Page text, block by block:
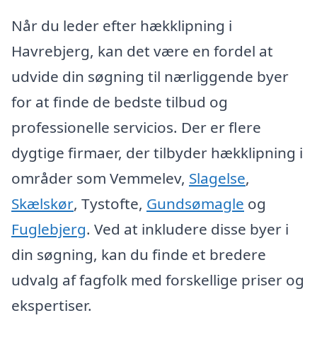
Når du leder efter hækklipning i
Havrebjerg, kan det være en fordel at
udvide din søgning til nærliggende byer
for at finde de bedste tilbud og
professionelle servicios. Der er flere
dygtige firmaer, der tilbyder hækklipning i
områder som Vemmelev, Slagelse,
Skælskør, Tystofte, Gundsømagle og
Fuglebjerg. Ved at inkludere disse byer i
din søgning, kan du finde et bredere
udvalg af fagfolk med forskellige priser og
ekspertiser.